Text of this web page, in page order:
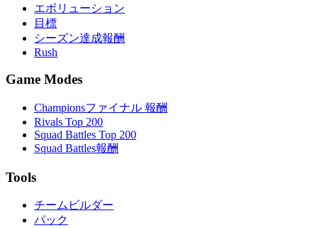
エボリューション
目標
シーズン達成報酬
Rush
Game Modes
Championsファイナル 報酬
Rivals Top 200
Squad Battles Top 200
Squad Battles報酬
Tools
チームビルダー
パック